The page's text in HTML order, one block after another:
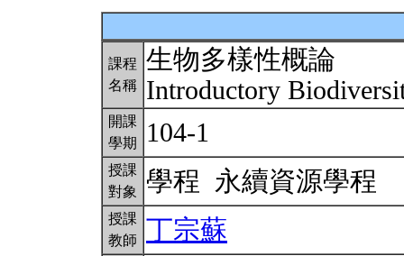
課程
名稱
生物多樣性概論
Introductory
開課
學期
104-1
授課
對象
學程 永續資源學程
授課
教師
丁宗蘇